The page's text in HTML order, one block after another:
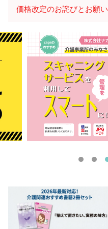
価格改定のお詫びとお願い